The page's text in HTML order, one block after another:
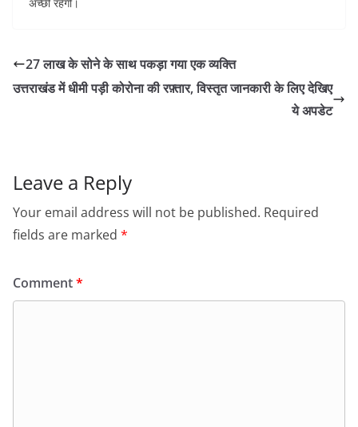
27 लाख के सोने के साथ पकड़ा गया एक व्यक्ति
उत्तराखंड में धीमी पड़ी कोरोना की रफ़्तार, विस्तृत जानकारी के लिए देखिए
ये अपडेट
Leave a Reply
Your email address will not be published. Required
fields are marked *
Comment*